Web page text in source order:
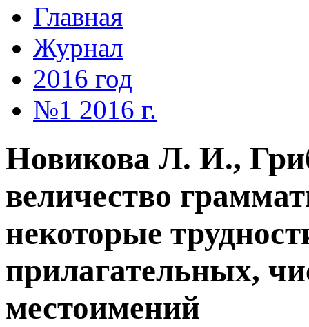
Главная
Журнал
2016 год
№1 2016 г.
Новикова Л. И.,
величество
некоторые
прилагательных,
местоимений